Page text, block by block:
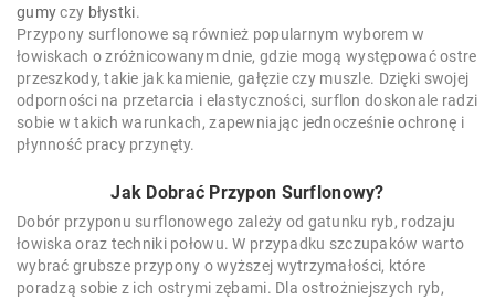
gumyczy błystki.
Przypony surflonowe są również popularnym wyborem w
łowiskach o zróżnicowanym dnie, gdzie mogą występować ostre
przeszkody, takie jak kamienie, gałęzie czy muszle. Dzięki swojej
odporności na przetarcia i elastyczności, surflon doskonale radzi
sobie w takich warunkach, zapewniając jednocześnie ochronę i
płynność pracy przynęty.
Jak Dobrać Przypon Surflonowy?
Dobór przyponu surflonowego zależy od gatunku ryb, rodzaju
łowiska oraz techniki połowu. W przypadku szczupaków warto
wybrać grubsze przypony o wyższej wytrzymałości, które
poradzą sobie z ich ostrymi zębami. Dla ostrożniejszych ryb,